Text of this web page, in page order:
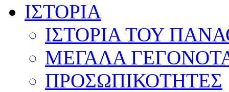
ΙΣΤΟΡΙΑ
ΙΣΤΟΡΙΑ ΤΟΥ
ΜΕΓΑΛΑ
ΠΡΟΣΩΠΙΚΟΤΗΤΕΣ